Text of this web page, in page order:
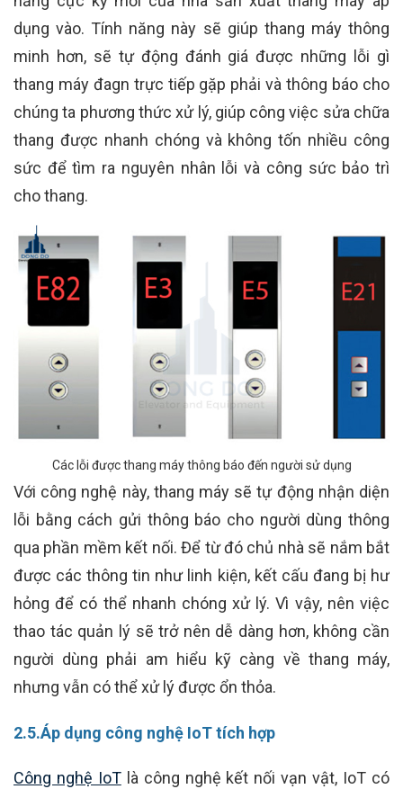
dụng vào. Tính năng này sẽ giúp thang máy thông
minh hơn, sẽ tự động đánh giá được những lỗi gì
thang máy đagn trực tiếp gặp phải và thông báo cho
chúng ta phương thức xử lý, giúp công việc sửa chữa
thang được nhanh chóng và không tốn nhiều công
sức để tìm ra nguyên nhân lỗi và công sức bảo trì
cho thang.
Các lỗi được thang máy thông báo đến người sử dụng
Với công nghệ này, thang máy sẽ tự động nhận diện
lỗi bằng cách gửi thông báo cho người dùng thông
qua phần mềm kết nối. Để từ đó chủ nhà sẽ nắm bắt
được các thông tin như linh kiện, kết cấu đang bị hư
hỏng để có thể nhanh chóng xử lý. Vì vậy, nên việc
thao tác quản lý sẽ trở nên dễ dàng hơn, không cần
người dùng phải am hiểu kỹ càng về thang máy,
nhưng vẫn có thể xử lý được ổn thỏa.
2.5.Áp dụng công nghệ IoT tích hợp
Công nghệ IoTlà công nghệ kết nối vạn vật, IoT có